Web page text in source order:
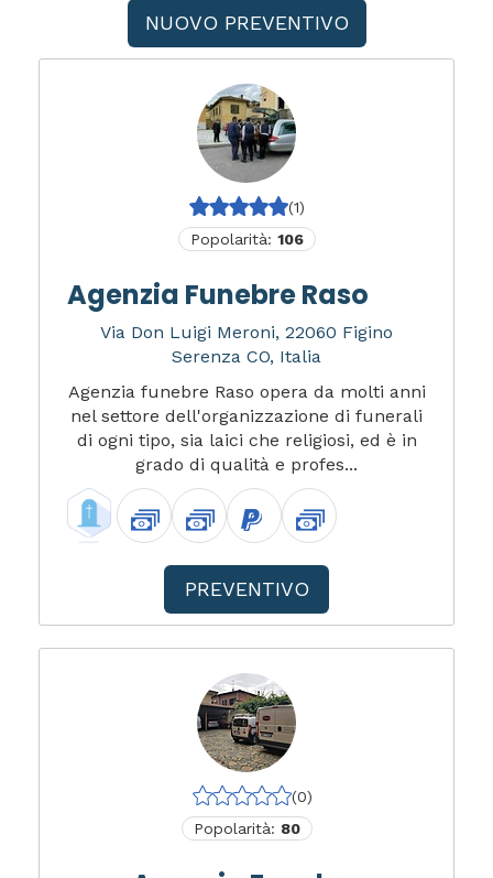
NUOVO PREVENTIVO
(1)
Popolarità: 106
Agenzia Funebre Raso
Via Don Luigi Meroni, 22060 Figino
Serenza CO, Italia
Agenzia funebre Raso opera da molti anni
nel settore dell'organizzazione di funerali
di ogni tipo, sia laici che religiosi, ed è in
grado di qualità e profes...
PREVENTIVO
(0)
Popolarità: 80